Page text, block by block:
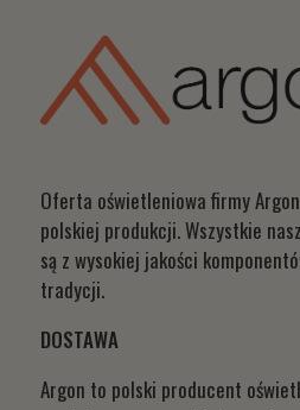
Oferta oświetleniowa firmy
polskiej produkcji. Wszystkie
są z wysokiej jakości
tradycji.
DOSTAWA
Argon to polski producent